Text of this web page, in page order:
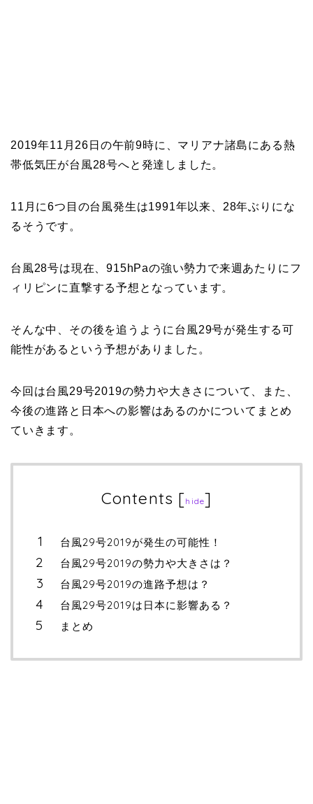
2019年11月26日の午前9時に、マリアナ諸島にある熱
帯低気圧が台風28号へと発達しました。
11月に6つ目の台風発生は1991年以来、28年ぶりにな
るそうです。
台風28号は現在、915hPaの強い勢力で来週あたりにフ
ィリピンに直撃する予想となっています。
そんな中、その後を追うように台風29号が発生する可
能性があるという予想がありました。
今回は台風29号2019の勢力や大きさについて、また、
今後の進路と日本への影響はあるのかについてまとめ
ていきます。
Contents [hide]
台風29号2019が発生の可能性！
台風29号2019の勢力や大きさは？
台風29号2019の進路予想は？
台風29号2019は日本に影響ある？
まとめ